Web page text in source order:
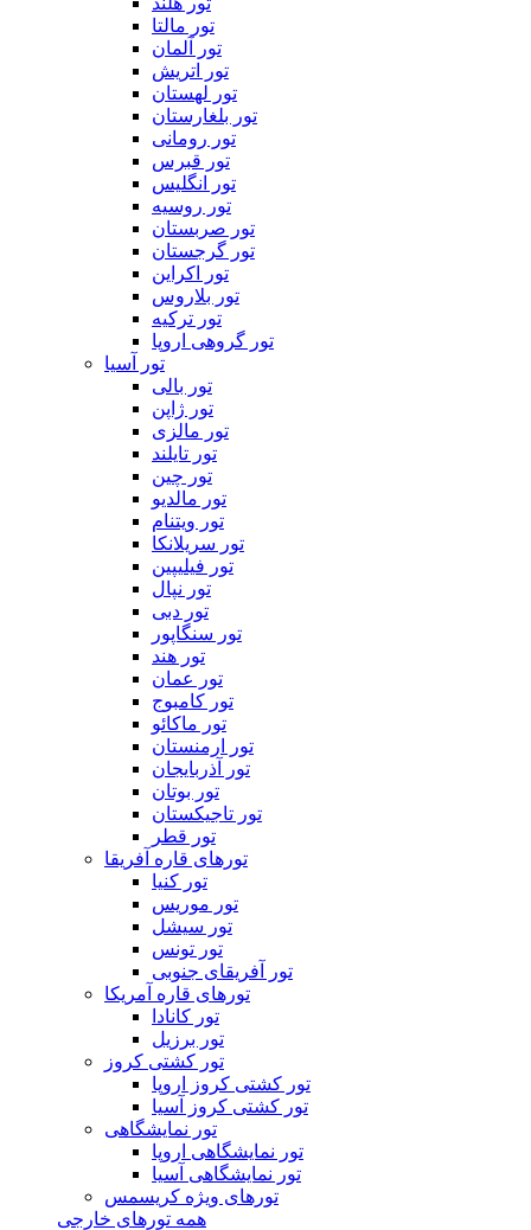
تور مالتا
تور آلمان
تور اتریش
تور لهستان
تور بلغارستان
تور رومانی
تور قبرس
تور انگلیس
تور روسیه
تور صربستان
تور گرجستان
تور اکراین
تور بلاروس
تور ترکیه
تور گروهی اروپا
تور آسیا
تور بالی
تور ژاپن
تور مالزی
تور تایلند
تور چین
تور مالدیو
تور ویتنام
تور سریلانکا
تور فیلیپین
تور نپال
تور دبی
تور سنگاپور
تور هند
تور عمان
تور کامبوج
تور ماکائو
تور ارمنستان
تور آذربایجان
تور بوتان
تور تاجیکستان
تور قطر
تورهای قاره آفریقا
تور کنیا
تور موریس
تور سیشل
تور تونس
تور آفریقای جنوبی
تورهای قاره آمریکا
تور کانادا
تور برزیل
تور کشتی کروز
تور کشتی کروز اروپا
تور کشتی کروز آسیا
تور نمایشگاهی
تور نمایشگاهی اروپا
تور نمایشگاهی آسیا
تورهای ویژه کریسمس
همه تورهای خارجی